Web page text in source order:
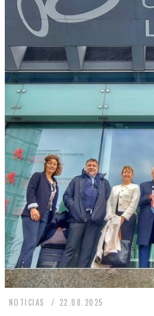
NOTICIAS 22.08.2025